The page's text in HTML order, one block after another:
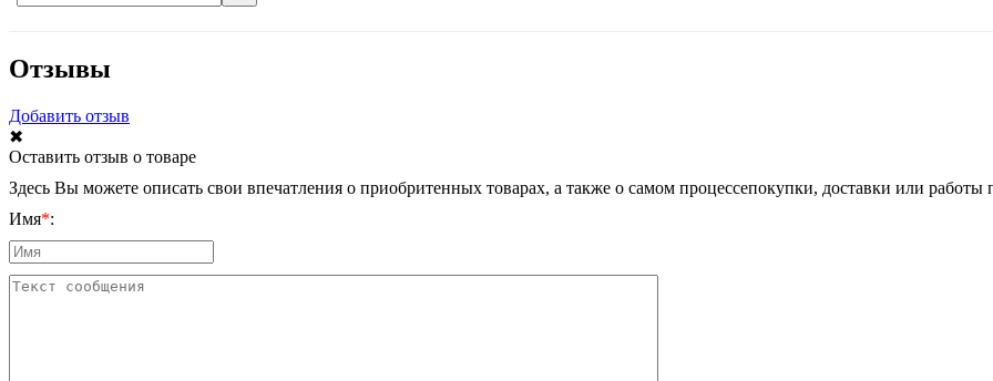
Отзывы
Добавить отзыв
✖
Оставить отзыв о товаре
Здесь Вы можете описать свои впечатления о приобритенных товарах, а также о самом процессепокупки, доставки или работы
Имя*: